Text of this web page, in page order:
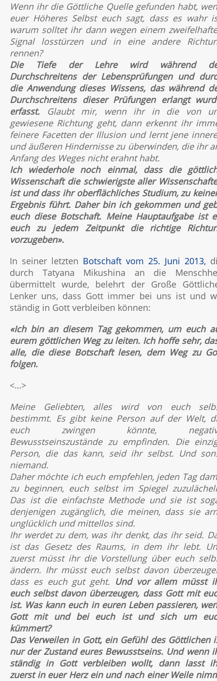
Wenn ihr die Göttliche Quelle gefunden habt,
euer Höheres Selbst euch sagt, dass es wahr
warum solltet ihr dann wegen einem
Signal losstürzen und in eine andere
rennen?
Die Tiefe der Lehre wird während
Durchschreitens der Lebensprüfungen und
die Anwendung dieses Wissens, das während
Durchschreitens dieser Prüfungen erlangt
erfasst. Glaubt mir, wenn ihr in die von
gewiesene Richtung geht, dann erkennt ihr
feinere Facetten der Illusion und lernt jene
und äußeren Hindernisse zu überwinden, die ihr
Anfang des Weges nicht erahnt habt.
Ich wiederhole noch einmal, dass die
Wissenschaft die schwierigste aller
ist und dass ihr oberflächliches Studium, zu
Ergebnis führt. Daher bin ich gekommen und
euch diese Botschaft. Meine Hauptaufgabe ist
euch zu jedem Zeitpunkt die richtige
vorzugeben».
In seiner letzten Botschaft vom 25. Juni 2013,
durch Tatyana Mikushina an die
übermittelt wurde, belehrt der Große
Lenker uns, dass Gott immer bei uns ist und
ständig in Gott verbleiben können:
«Ich bin an diesem Tag gekommen, um euch
eurem göttlichen Weg zu leiten. Ich hoffe sehr,
alle, die diese Botschaft lesen, dem Weg zu
folgen.
<…>
Meine Geliebten, alles wird von euch
bestimmt. Es gibt keine Person auf der Welt,
euch zwingen könnte,
Bewusstseinszustände zu empfinden. Die
Person, die das kann, seid ihr selbst. Und
niemand.
Daher möchte ich euch empfehlen, jeden Tag
zu beginnen, euch selbst im Spiegel
Das ist die einfachste Methode und sie ist
denjenigen zugänglich, die meinen, dass sie
unglücklich und mittellos sind.
Ihr werdet zu dem, was ihr denkt, das ihr seid.
ist das Gesetz des Raums, in dem ihr lebt.
zuerst müsst ihr die Vorstellung über euch
ändern. Ihr müsst euch selbst davon
dass es euch gut geht. Und vor allem müsst
euch selbst davon überzeugen, dass Gott mit
ist. Was kann euch in euren Leben passieren,
Gott mit und bei euch ist und sich um
kümmert?
Das Verweilen in Gott, ein Gefühl des Göttlichen
nur der Zustand eures Bewusstseins. Und wenn
ständig in Gott verbleiben wollt, dann lasst
zuerst in euer Herz ein und nach einer Weile